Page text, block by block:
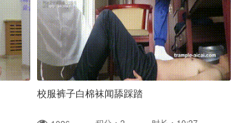
校服裤子白棉袜闻舔踩踏